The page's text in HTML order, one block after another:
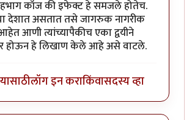
कॉज की इफेक्ट हे समजले होतेच.
देशात असतात तसे जागरुक नागरीक
आणी त्यांच्यापैकीच एका द्वयीने
होऊन हे लिखाण केले आहे असे वाटले.
लॉग इन कराकिंवासदस्य व्हा